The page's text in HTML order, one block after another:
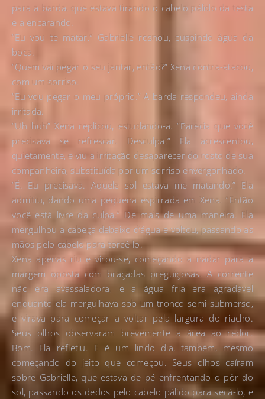
para a barda, que estava tirando o cabelo pálido da testa
e a encarando.
“Eu vou te matar.” Gabrielle rosnou, cuspindo água da
boca.
“Quem vai pegar o seu jantar, então?” Xena contra-atacou,
com um sorriso.
“Eu vou pegar o meu próprio.” A barda respondeu, ainda
irritada.
“Uh huh” Xena replicou, estudando-a. “Parecia que você
precisava se refrescar. Desculpa.” Ela acrescentou,
quietamente, e viu a irritação desaparecer do rosto de sua
companheira, substituída por um sorriso envergonhado.
“É. Eu precisava. Aquele sol estava me matando.” Ela
admitiu, dando uma pequena espirrada em Xena. “Então
você está livre da culpa.” De mais de uma maneira. Ela
mergulhou a cabeça debaixo d’água e voltou, passando as
mãos pelo cabelo para torcê-lo.
Xena apenas riu e virou-se, começando a nadar para a
margem oposta com braçadas preguiçosas. A corrente
não era avassaladora, e a água fria era agradável
enquanto ela mergulhava sob um tronco semi submerso,
e virava para começar a voltar pela largura do riacho.
Seus olhos observaram brevemente a área ao redor.
Bom. Ela refletiu. E é um lindo dia, também, mesmo
começando do jeito que começou. Seus olhos caíram
sobre Gabrielle, que estava de pé enfrentando o pôr do
sol, passando os dedos pelo cabelo pálido para secá-lo, e